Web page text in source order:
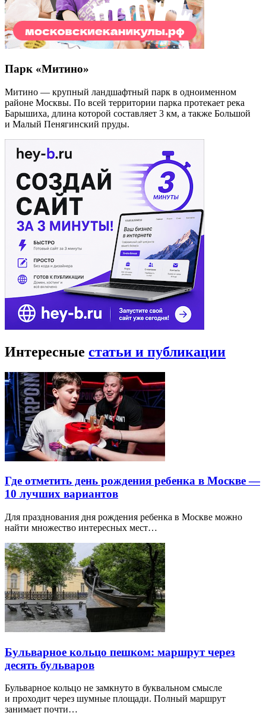
Парк «Митино»
Митино — крупный ландшафтный парк в одноименном
районе Москвы. По всей территории парка протекает река
Барышиха, длина которой составляет 3 км, а также Большой
и Малый Пенягинский пруды.
Интересные статьи и публикации
Где отметить день рождения ребенка в Москве —
10 лучших вариантов
Для празднования дня рождения ребенка в Москве можно
найти множество интересных мест…
Бульварное кольцо пешком: маршрут через
десять бульваров
Бульварное кольцо не замкнуто в буквальном смысле
и проходит через шумные площади. Полный маршрут
занимает почти…